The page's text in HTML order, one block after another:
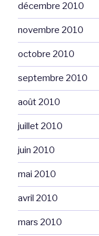
décembre 2010
novembre 2010
octobre 2010
septembre 2010
août 2010
juillet 2010
juin 2010
mai 2010
avril 2010
mars 2010